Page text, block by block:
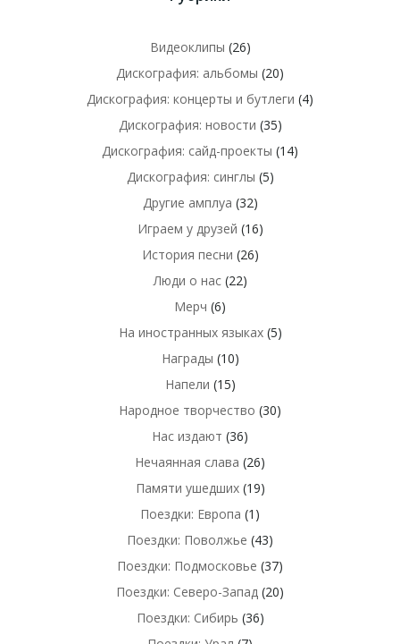
Видеоклипы (26)
Дискография: альбомы (20)
Дискография: концерты и бутлеги (4)
Дискография: новости (35)
Дискография: сайд-проекты (14)
Дискография: синглы (5)
Другие амплуа (32)
Играем у друзей (16)
История песни (26)
Люди о нас(22)
Мерч (6)
На иностранных языках(5)
Награды (10)
Напели (15)
Народное творчество (30)
Нас издают (36)
Нечаянная слава (26)
Памяти ушедших(19)
Поездки: Европа (1)
Поездки: Поволжье (43)
Поездки: Подмосковье (37)
Поездки: Северо-Запад (20)
Поездки: Сибирь (36)